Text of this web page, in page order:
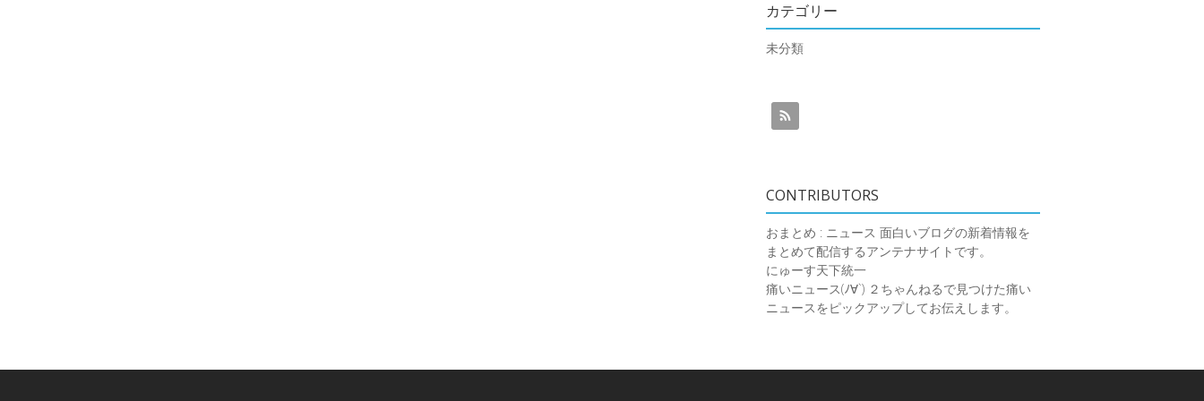
カテゴリー
未分類
CONTRIBUTORS
おまとめ : ニュース 面白いブログの新着情報を
まとめて配信するアンテナサイトです。
にゅーす天下統一
痛いニュース(ﾉ∀`) ２ちゃんねるで見つけた痛い
ニュースをピックアップしてお伝えします。